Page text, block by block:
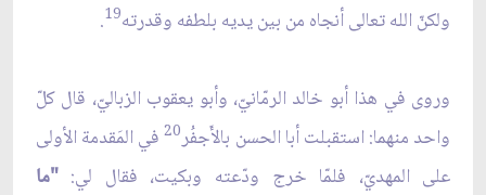
ولكنّ الله تعالى أنجاه من بين يديه بلطفه وقدرته19
.
وروى في هذا أبو خالد الرمّانيّ، وأبو يعقوب الزباليّ، قال كلّ
واحد منهما: استقبلت أبا الحسن بالأَجفُر20في المَقدمة الأولى
على المهديّ، فلمّا خرج ودّعته وبكيت، فقال لي:"ما